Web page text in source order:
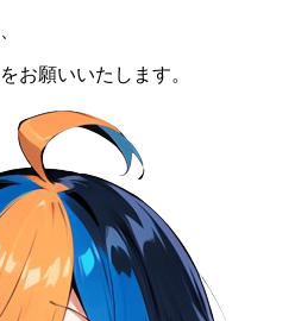
お願いいたします。